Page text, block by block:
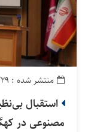
منتشر شده : ۱۴۰۵/۰۴/۲۹
استقبال
مصنوعی در